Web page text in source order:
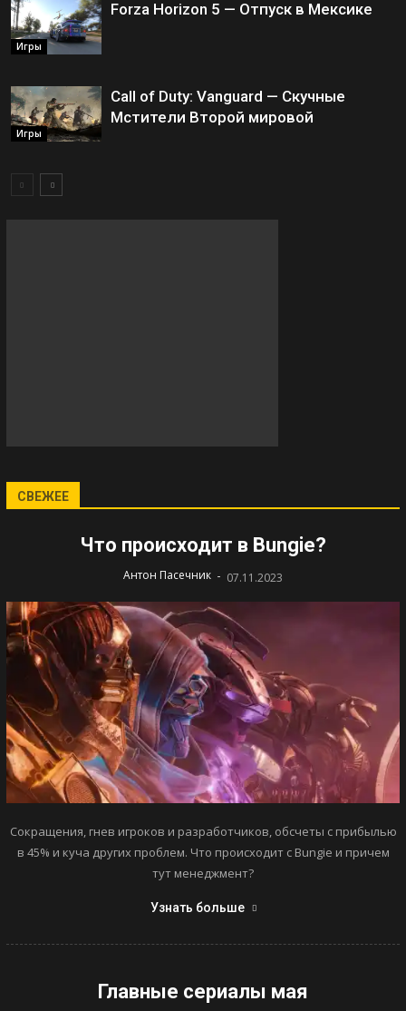
Игры
Forza Horizon 5 — Отпуск в Мексике
Игры
Call of Duty: Vanguard — Скучные
Мстители Второй мировой
СВЕЖЕЕ
Что происходит в Bungie?
Антон Пасечник - 07.11.2023
Сокращения, гнев игроков и разработчиков, обсчеты с прибылью
в 45% и куча других проблем. Что происходит с Bungie и причем
тут менеджмент?
Узнать больше
Главные сериалы мая